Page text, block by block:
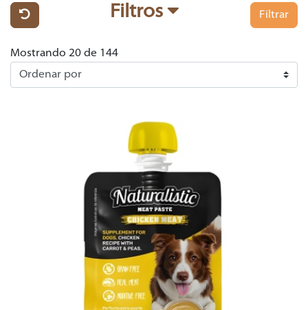
Filtros Filtrar
Mostrando 20 de 144